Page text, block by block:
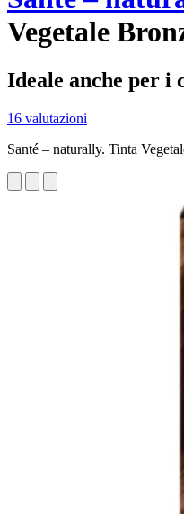
Vegetale
Ideale anche per i
16 valutazioni
Santé – naturally. Tinta